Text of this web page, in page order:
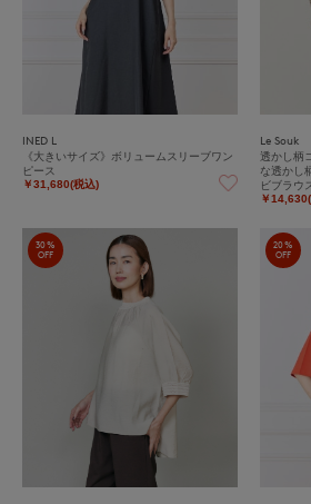
INED L
《大きいサイズ》ボリュームスリーブワン
ピース
￥31,680(税込)
Le Souk
透かし柄
な透かし
ビブラウ
￥
30%
OFF
20%
OFF